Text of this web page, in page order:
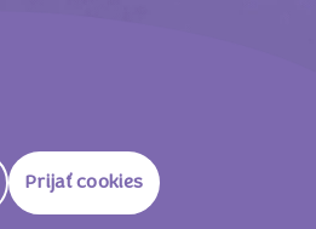
SKPrijať cookies